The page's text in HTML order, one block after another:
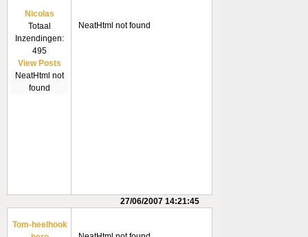
Nicolas
Totaal
Inzendingen:
495
View Posts
NeatHtml not
found
NeatHtml not found
27/06/2007 14:21:45
Tom-heelhook